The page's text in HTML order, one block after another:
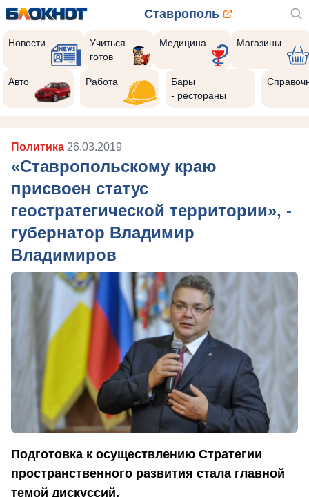
Ставрополь
Новости
Учиться
готов
Медицина Магазины
Авто Работа
Бары
- рестораны
Политика 26.03.2019
«Ставропольскому краю
присвоен статус
геостратегической территории», -
губернатор Владимир
Владимиров
Подготовка к осуществлению Стратегии
пространственного развития стала главной
темой дискуссий.